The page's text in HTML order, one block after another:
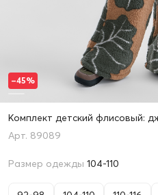
Комплект детский флисовый:
89089
Размер одежды 104-110
–45%